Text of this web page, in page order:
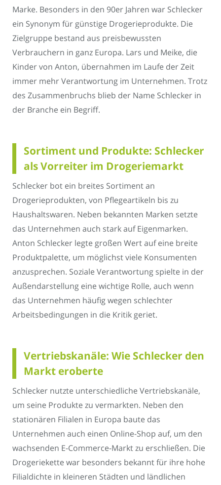
Marke. Besonders in den 90er Jahren war Schlecker
ein Synonym für günstige Drogerieprodukte. Die
Zielgruppe bestand aus preisbewussten
Verbrauchern in ganz Europa. Lars und Meike, die
Kinder von Anton, übernahmen im Laufe der Zeit
immer mehr Verantwortung im Unternehmen. Trotz
des Zusammenbruchs blieb der Name Schlecker in
der Branche ein Begriff.
Sortiment und Produkte: Schlecker
als Vorreiter im Drogeriemarkt
Schlecker bot ein breites Sortiment an
Drogerieprodukten, von Pflegeartikeln bis zu
Haushaltswaren. Neben bekannten Marken setzte
das Unternehmen auch stark auf Eigenmarken.
Anton Schlecker legte großen Wert auf eine breite
Produktpalette, um möglichst viele Konsumenten
anzusprechen. Soziale Verantwortung spielte in der
Außendarstellung eine wichtige Rolle, auch wenn
das Unternehmen häufig wegen schlechter
Arbeitsbedingungen in die Kritik geriet.
Vertriebskanäle: Wie Schlecker den
Markt eroberte
Schlecker nutzte unterschiedliche Vertriebskanäle,
um seine Produkte zu vermarkten. Neben den
stationären Filialen in Europa baute das
Unternehmen auch einen Online-Shop auf, um den
wachsenden E-Commerce-Markt zu erschließen. Die
Drogeriekette war besonders bekannt für ihre hohe
Filialdichte in kleineren Städten und ländlichen